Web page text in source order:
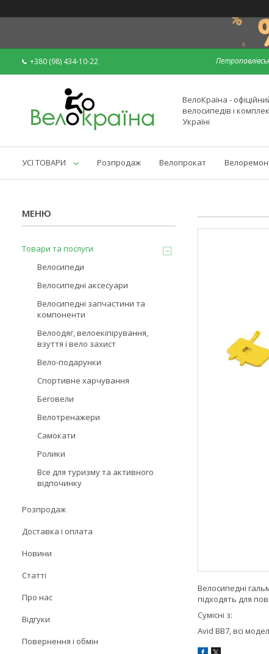
+380 (98) 434-10-22
ВелоКраїна -
велосипедів і
Україні
УСІ ТОВАРИ Розпродаж Велопрокат
Велосипедні
підходять для
Сумісні з:
Avid BB7, всі
Товари та послуги
Велосипеди
Велосипедні аксесуари
Велосипедні запчастини та
компоненти
Велоодяг, велоекіпірування,
взуття і вело захист
Вело-подарунки
Спортивне харчування
Беговели
Велотренажери
Самокати
Ролики
Все для туризму та активного
відпочинку
Розпродаж
Доставка і оплата
Новини
Статті
Про нас
Відгуки
Повернення і обмін